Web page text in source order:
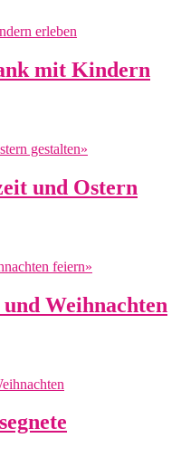
mit Kindern
und Ostern
Weihnachten